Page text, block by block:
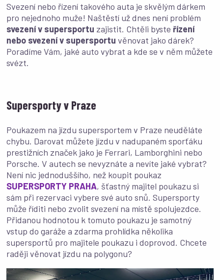
Svezení nebo řízení takového auta je skvělým dárkem
pro nejednoho muže! Naštěstí už dnes není problém
svezení v supersportu zajistit. Chtěli byste řízení
nebo svezení v supersportu věnovat jako dárek?
Poradíme Vám, jaké auto vybrat a kde se v něm můžete
svézt.
Supersporty v Praze
Poukazem na jízdu supersportem v Praze neuděláte
chybu. Darovat můžete jízdu v nadupaném sporťáku
prestižních značek jako je Ferrari, Lamborghini nebo
Porsche. V autech se nevyznáte a nevíte jaké vybrat?
Není nic jednoduššího, než koupit poukaz
SUPERSPORTY PRAHA, šťastný majitel poukazu si
sám při rezervaci vybere své auto snů. Supersporty
může říditi nebo zvolit svezení na místě spolujezdce.
Přidanou hodnotou k tomuto poukazu je samotný
vstup do garáže a zdarma prohlídka několika
supersportů pro majitele poukazu i doprovod. Chcete
raději věnovat jízdu na polygonu?